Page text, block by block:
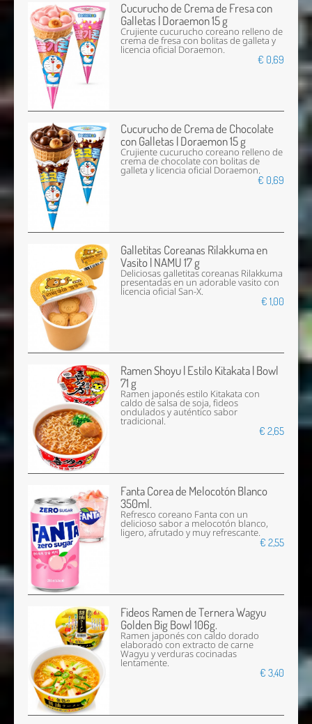
Cucurucho de Crema de Fresa con
Galletas | Doraemon 15 g
Crujiente cucurucho coreano relleno de
crema de fresa con bolitas de galleta y
licencia oficial Doraemon.
€ 0,69
Cucurucho de Crema de Chocolate
con Galletas | Doraemon 15 g
Crujiente cucurucho coreano relleno de
crema de chocolate con bolitas de
galleta y licencia oficial Doraemon.
€ 0,69
Galletitas Coreanas Rilakkuma en
Vasito | NAMU 17 g
Deliciosas galletitas coreanas Rilakkuma
presentadas en un adorable vasito con
licencia oficial San-X.
€ 1,00
Ramen Shoyu | Estilo Kitakata | Bowl
71 g
Ramen japonés estilo Kitakata con
caldo de salsa de soja, fideos
ondulados y auténtico sabor
tradicional.
€ 2,65
Fanta Corea de Melocotón Blanco
350ml.
Refresco coreano Fanta con un
delicioso sabor a melocotón blanco,
ligero, afrutado y muy refrescante.
€ 2,55
Fideos Ramen de Ternera Wagyu
Golden Big Bowl 106g.
Ramen japonés con caldo dorado
elaborado con extracto de carne
Wagyu y verduras cocinadas
lentamente.
€ 3,40